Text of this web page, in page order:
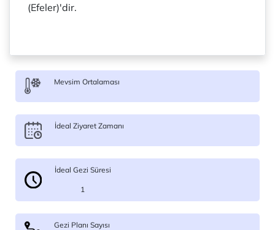
(Efeler)'dir.
Mevsim Ortalaması
İdeal Ziyaret Zamanı
İdeal Gezi Süresi
1
Gezi Planı Sayısı